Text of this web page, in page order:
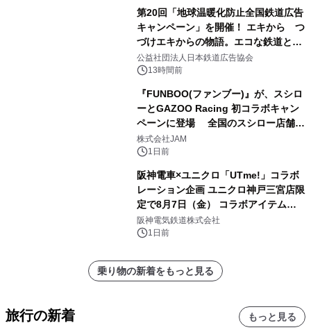
第20回「地球温暖化防止全国鉄道広告
キャンペーン」を開催！ エキから つ
づけエキからの物語。エコな鉄道とと
もに。
公益社団法人日本鉄道広告協会
13時間前
『FUNBOO(ファンブー)』が、スシロ
ーとGAZOO Racing 初コラボキャン
ペーンに登場 全国のスシロー店舗で
GR 4車種の FUNBOO(ミニカー)付き
メニューが展開されます
株式会社JAM
1日前
阪神電車×ユニクロ「UTme!」コラボ
レーション企画 ユニクロ神戸三宮店限
定で8月7日（金） コラボアイテムが
発売決定！
阪神電気鉄道株式会社
1日前
乗り物の新着をもっと見る
旅行の新着 もっと見る